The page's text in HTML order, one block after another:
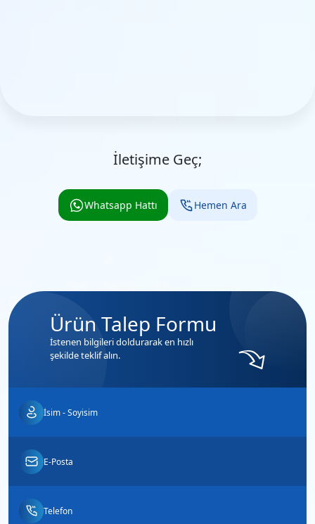
İletişime Geç;
Whatsapp Hattı Hemen Ara
Ürün Talep Formu
İstenen bilgileri doldurarak en hızlı
şekilde teklif alın.